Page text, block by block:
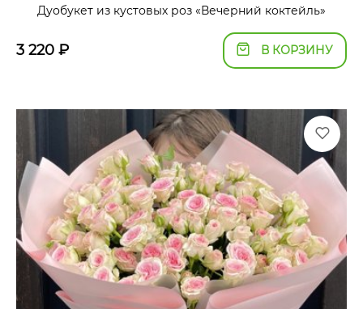
Дуобукет из кустовых роз «Вечерний коктейль»
3 220 ₽ В КОРЗИНУ